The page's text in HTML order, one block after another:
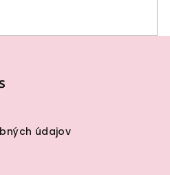
údajov